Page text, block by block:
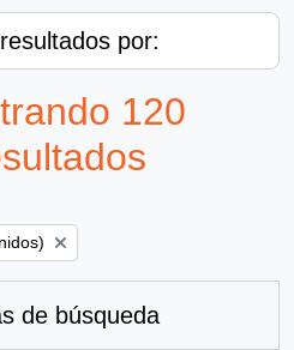
por:
120
de búsqueda